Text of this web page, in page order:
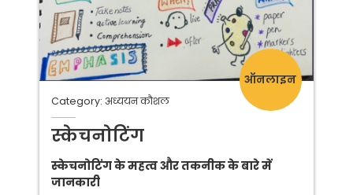
ऑनलाइन
Category: अध्ययन कौशल
स्केचनोटिंग
स्केचनोटिंग के महत्व और तकनीक के बारे में
जानकारी